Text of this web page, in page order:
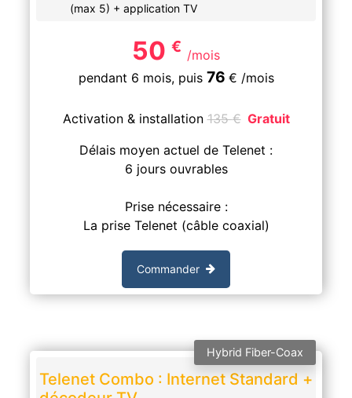
(max 5) + application TV
50 € /mois
pendant 6 mois, puis 76 € /mois
Activation & installation135€ Gratuit
Délais moyen actuel de Telenet :
6 jours ouvrables
Prise nécessaire :
La prise Telenet (câble coaxial)
Commander
Hybrid Fiber-Coax
Telenet Combo : Internet Standard +